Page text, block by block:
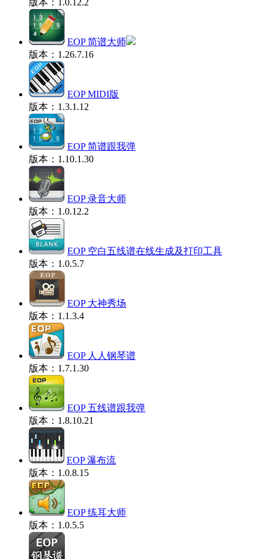
版本：1.0.12.2
EOP 简谱大师
版本：1.26.7.16
EOP MIDI版
版本：1.3.1.12
EOP 简谱跟我弹
版本：1.10.1.30
EOP 录音大师
版本：1.0.12.2
EOP 空白五线谱在线生成及打印工具
版本：1.0.5.7
EOP 大神秀场
版本：1.1.3.4
EOP 人人钢琴谱
版本：1.7.1.30
EOP 五线谱跟我弹
版本：1.8.10.21
EOP 瀑布流
版本：1.0.8.15
EOP 练耳大师
版本：1.0.5.5